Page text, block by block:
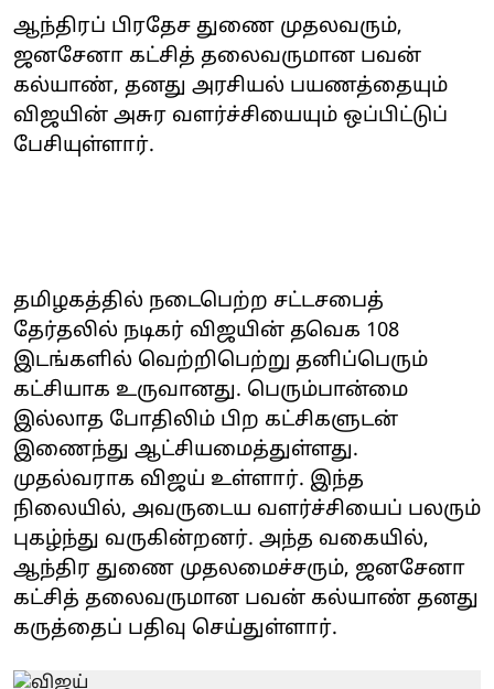
ஆந்திரப் பிரதேச துணை முதலவரும்,
ஜனசேனா கட்சித் தலைவருமான பவன்
கல்யாண், தனது அரசியல் பயணத்தையும்
விஜயின் அசுர வளர்ச்சியையும் ஒப்பிட்டுப்
பேசியுள்ளார்.
தமிழகத்தில் நடைபெற்ற சட்டசபைத்
தேர்தலில் நடிகர் விஜயின் தவெக 108
இடங்களில் வெற்றிபெற்று தனிப்பெரும்
கட்சியாக உருவானது. பெரும்பான்மை
இல்லாத போதிலிம் பிற கட்சிகளுடன்
இணைந்து ஆட்சியமைத்துள்ளது.
முதல்வராக விஜய் உள்ளார். இந்த
நிலையில், அவருடைய வளர்ச்சியைப் பலரும்
புகழ்ந்து வருகின்றனர். அந்த வகையில்,
ஆந்திர துணை முதலமைச்சரும், ஜனசேனா
கட்சித் தலைவருமான பவன் கல்யாண் தனது
கருத்தைப் பதிவு செய்துள்ளார்.